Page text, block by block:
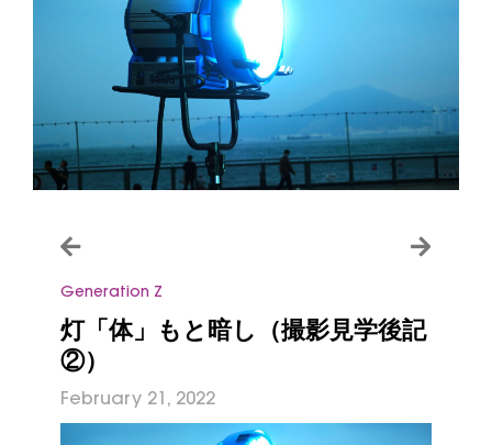
Generation Z
灯「体」もと暗し（撮影見学後記
②）
February 21, 2022